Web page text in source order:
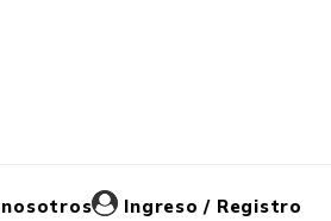
Ingreso / Registro